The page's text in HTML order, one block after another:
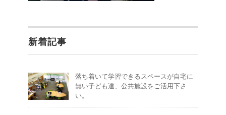
新着記事
落ち着いて学習できるスペースが自宅に
無い子ども達、公共施設をご活用下さ
い。